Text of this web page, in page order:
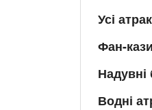
Усі
Фан-
Надувні
Водні